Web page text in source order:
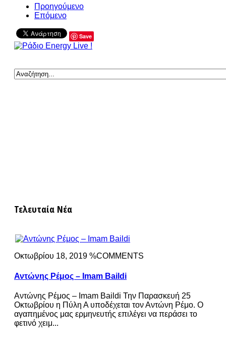
Προηγούμενο
Επόμενο
Save
Τελευταία Νέα
Οκτωβρίου 18, 2019 %COMMENTS
Αντώνης Ρέμος – Imam Baildi
Αντώνης Ρέμος – Imam Baildi Την Παρασκευή 25
Οκτωβρίου η Πύλη Α υποδέχεται τον Αντώνη Ρέμο. Ο
αγαπημένος μας ερμηνευτής επιλέγει να περάσει το
φετινό χειμ...